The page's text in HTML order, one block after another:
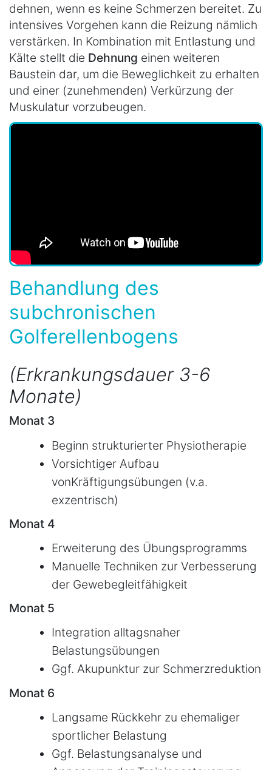
dehnen, wenn es keine Schmerzen bereitet. Zu
intensives Vorgehen kann die Reizung nämlich
verstärken. In Kombination mit Entlastung und
Kälte stellt die Dehnung einen weiteren
Baustein dar, um die Beweglichkeit zu erhalten
und einer (zunehmenden) Verkürzung der
Muskulatur vorzubeugen.
Behandlung des
subchronischen
Golferellenbogens
(Erkrankungsdauer 3-6
Monate)
Monat 3
Beginn strukturierter Physiotherapie
Vorsichtiger Aufbau
vonKräftigungsübungen (v.a.
exzentrisch)
Monat 4
Erweiterung des Übungsprogramms
Manuelle Techniken zur Verbesserung
der Gewebegleitfähigkeit
Monat 5
Integration alltagsnaher
Belastungsübungen
Ggf. Akupunktur zur Schmerzreduktion
Monat 6
Langsame Rückkehr zu ehemaliger
sportlicher Belastung
Ggf. Belastungsanalyse und